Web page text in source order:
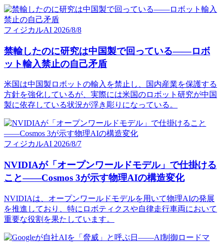
フィジカルAI 2026/8/8
禁輸したのに研究は中国製で回っている——ロボ
ット輸入禁止の自己矛盾
米国は中国製ロボットの輸入を禁止し、国内産業を保護する
方針を強化しているが、実際には米国のロボット研究が中国
製に依存している状況が浮き彫りになっている。
フィジカルAI 2026/8/7
NVIDIAが「オープンワールドモデル」で仕掛ける
こと——Cosmos 3が示す物理AIの構造変化
NVIDIAは、オープンワールドモデルを用いて物理AIの発展
を推進しており、特にロボティクスや自律走行車両において
重要な役割を果たしています。